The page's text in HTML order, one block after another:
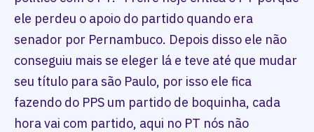
ele perdeu o apoio do partido quando era
senador por Pernambuco. Depois disso ele não
conseguiu mais se eleger lá e teve até que mudar
seu título para são Paulo, por isso ele fica
fazendo do PPS um partido de boquinha, cada
hora vai com partido, aqui no PT nós não